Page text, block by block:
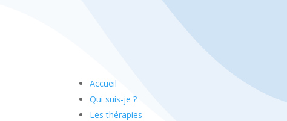
Accueil
Qui suis-je ?
Les thérapies